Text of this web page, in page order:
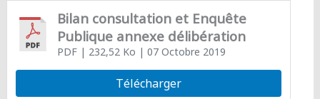
Bilan consultation et Enquête
Publique annexe délibération
PDF| 232,52 Ko | 07 Octobre 2019
Télécharger